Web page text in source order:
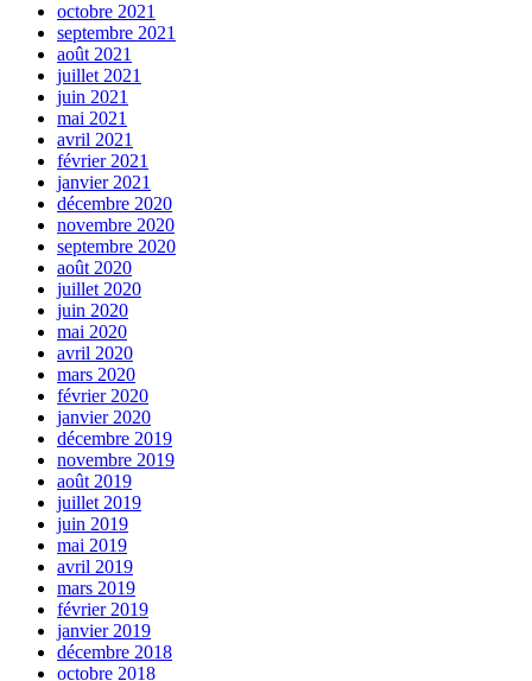
octobre 2021
septembre 2021
août 2021
juillet 2021
juin 2021
mai 2021
avril 2021
février 2021
janvier 2021
décembre 2020
novembre 2020
septembre 2020
août 2020
juillet 2020
juin 2020
mai 2020
avril 2020
mars 2020
février 2020
janvier 2020
décembre 2019
novembre 2019
août 2019
juillet 2019
juin 2019
mai 2019
avril 2019
mars 2019
février 2019
janvier 2019
décembre 2018
octobre 2018